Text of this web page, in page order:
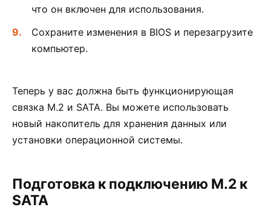
что он включен для использования.
Сохраните изменения в BIOS и перезагрузите
компьютер.
Теперь у вас должна быть функционирующая
связка M.2 и SATA. Вы можете использовать
новый накопитель для хранения данных или
установки операционной системы.
Подготовка к подключению M.2 к
SATA